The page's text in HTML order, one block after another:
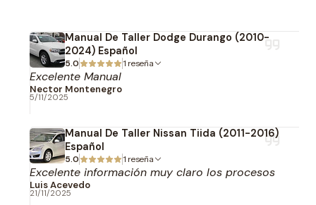
Manual De Taller Dodge Durango (2010-
2024) Español
5.0 1 reseña
Excelente Manual
Nector Montenegro
5/11/2025
Manual De Taller Nissan Tiida (2011-2016)
Español
5.0 1 reseña
Excelente información muy claro los procesos
Luis Acevedo
21/11/2025